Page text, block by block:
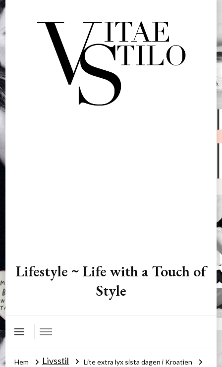
Lifestyle ~ Life with a Touch of
Style
Hem Livsstil
Lite extra lyx sista dagen i Kroatien